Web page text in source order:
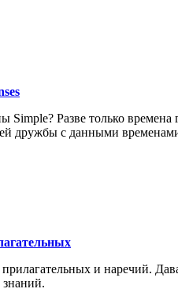
Разве только времена
дружбы с данными
и наречий.
знаний.